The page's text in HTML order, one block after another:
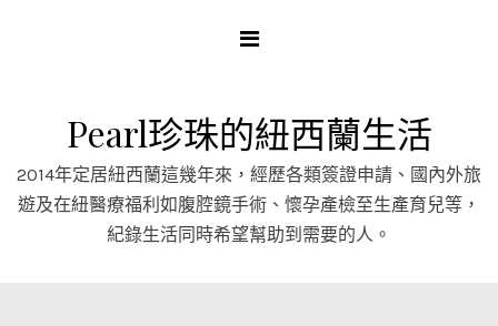
Pearl珍珠的紐西蘭生活
2014年定居紐西蘭這幾年來，經歷各類簽證申請、國內外旅
遊及在紐醫療福利如腹腔鏡手術、懷孕產檢至生產育兒等，
紀錄生活同時希望幫助到需要的人。